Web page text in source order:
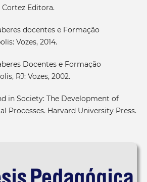
Editora.
docentes e Formação
Vozes, 2014.
Docentes e Formação
RJ: Vozes, 2002.
in Society: The Development of
Processes. Harvard University Press.